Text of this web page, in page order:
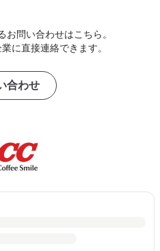
お問い合わせはこちら。
に直接連絡できます。
合わせ